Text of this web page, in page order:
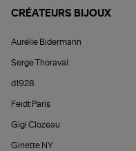
CRÉATEURS BIJOUX
Aurélie Bidermann
Serge Thoraval
d1928
Feidt Paris
Gigi Clozeau
Ginette NY